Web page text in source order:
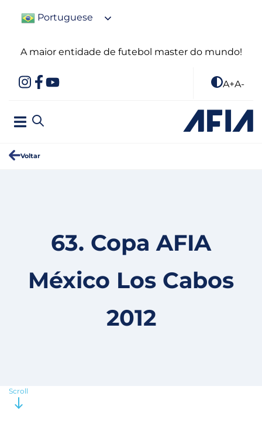
Portuguese
A maior entidade de futebol master do mundo!
A+A-
Voltar
63. Copa AFIA
México Los Cabos
2012
Scroll